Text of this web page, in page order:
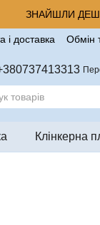
ЗНАЙШЛИ
і доставка Обмін
Клінкерна